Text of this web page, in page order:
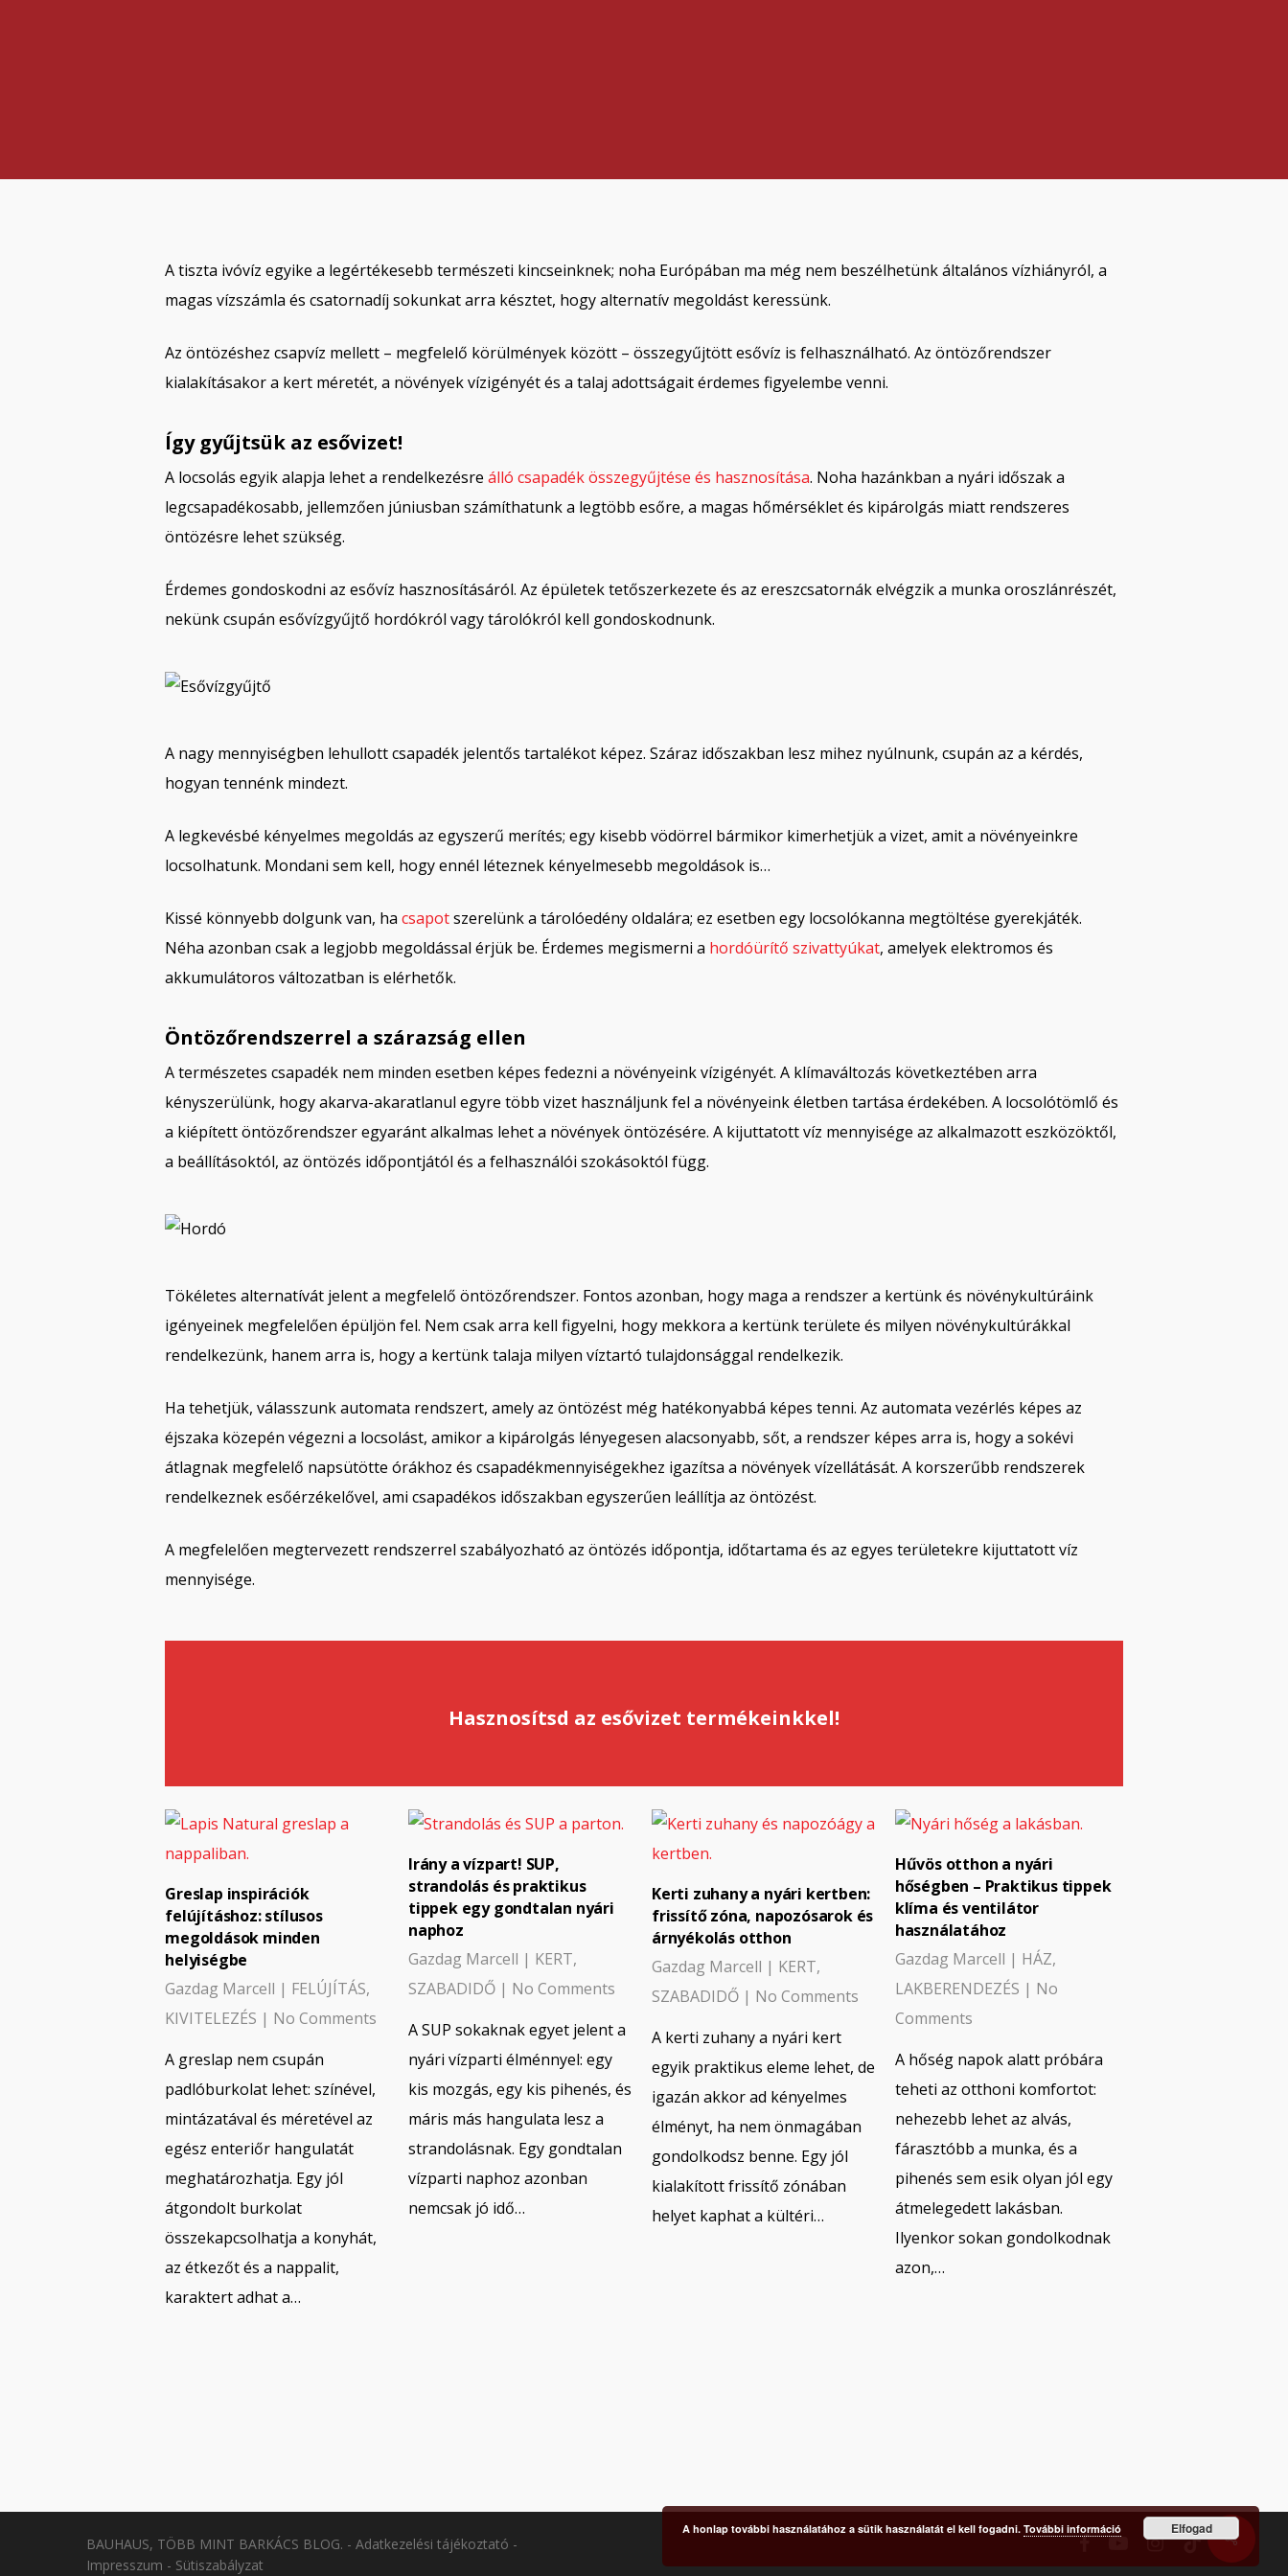
A tiszta ivóvíz egyike a legértékesebb természeti kincseinknek; noha Európában ma még nem beszélhetünk általános vízhiányról, a
magas vízszámla és csatornadíj sokunkat arra késztet, hogy alternatív megoldást keressünk.
Az öntözéshez csapvíz mellett – megfelelő körülmények között – összegyűjtött esővíz is felhasználható. Az öntözőrendszer
kialakításakor a kert méretét, a növények vízigényét és a talaj adottságait érdemes figyelembe venni.
Így gyűjtsük az esővizet!
A locsolás egyik alapja lehet a rendelkezésreálló csapadék összegyűjtése és hasznosítása. Noha hazánkban a nyári időszak a
legcsapadékosabb, jellemzően júniusban számíthatunk a legtöbb esőre, a magas hőmérséklet és kipárolgás miatt rendszeres
öntözésre lehet szükség.
Érdemes gondoskodni az esővíz hasznosításáról. Az épületek tetőszerkezete és az ereszcsatornák elvégzik a munka oroszlánrészét,
nekünk csupán esővízgyűjtő hordókról vagy tárolókról kell gondoskodnunk.
A nagy mennyiségben lehullott csapadék jelentős tartalékot képez. Száraz időszakban lesz mihez nyúlnunk, csupán az a kérdés,
hogyan tennénk mindezt.
A legkevésbé kényelmes megoldás az egyszerű merítés; egy kisebb vödörrel bármikor kimerhetjük a vizet, amit a növényeinkre
locsolhatunk. Mondani sem kell, hogy ennél léteznek kényelmesebb megoldások is…
Kissé könnyebb dolgunk van, hacsapotszerelünk a tárolóedény oldalára; ez esetben egy locsolókanna megtöltése gyerekjáték.
Néha azonban csak a legjobb megoldással érjük be. Érdemes megismerni a hordóürítő szivattyúkat, amelyek elektromos és
akkumulátoros változatban is elérhetők.
Öntözőrendszerrel a szárazság ellen
A természetes csapadék nem minden esetben képes fedezni a növényeink vízigényét. A klímaváltozás következtében arra
kényszerülünk, hogy akarva-akaratlanul egyre több vizet használjunk fel a növényeink életben tartása érdekében. A locsolótömlő és
a kiépített öntözőrendszer egyaránt alkalmas lehet a növények öntözésére. A kijuttatott víz mennyisége az alkalmazott eszközöktől,
a beállításoktól, az öntözés időpontjától és a felhasználói szokásoktól függ.
Tökéletes alternatívát jelent a megfelelő öntözőrendszer. Fontos azonban, hogy maga a rendszer a kertünk és növénykultúráink
igényeinek megfelelően épüljön fel. Nem csak arra kell figyelni, hogy mekkora a kertünk területe és milyen növénykultúrákkal
rendelkezünk, hanem arra is, hogy a kertünk talaja milyen víztartó tulajdonsággal rendelkezik.
Ha tehetjük, válasszunk automata rendszert, amely az öntözést még hatékonyabbá képes tenni. Az automata vezérlés képes az
éjszaka közepén végezni a locsolást, amikor a kipárolgás lényegesen alacsonyabb, sőt, a rendszer képes arra is, hogy a sokévi
átlagnak megfelelő napsütötte órákhoz és csapadékmennyiségekhez igazítsa a növények vízellátását. A korszerűbb rendszerek
rendelkeznek esőérzékelővel, ami csapadékos időszakban egyszerűen leállítja az öntözést.
A megfelelően megtervezett rendszerrel szabályozható az öntözés időpontja, időtartama és az egyes területekre kijuttatott víz
mennyisége.
Hasznosítsd az esővizet termékeinkkel!
Greslap inspirációk
felújításhoz: stílusos
megoldások minden
helyiségbe
Gazdag Marcell | FELÚJÍTÁS,
KIVITELEZÉS | No Comments
A greslap nem csupán
padlóburkolat lehet: színével,
mintázatával és méretével az
egész enteriőr hangulatát
meghatározhatja. Egy jól
átgondolt burkolat
összekapcsolhatja a konyhát,
az étkezőt és a nappalit,
karaktert adhat a…
Irány a vízpart! SUP,
strandolás és praktikus
tippek egy gondtalan nyári
naphoz
Gazdag Marcell | KERT,
SZABADIDŐ | No Comments
A SUP sokaknak egyet jelent a
nyári vízparti élménnyel: egy
kis mozgás, egy kis pihenés, és
máris más hangulata lesz a
strandolásnak. Egy gondtalan
vízparti naphoz azonban
nemcsak jó idő…
Kerti zuhany a nyári kertben:
frissítő zóna, napozósarok és
árnyékolás otthon
Gazdag Marcell | KERT,
SZABADIDŐ | No Comments
A kerti zuhany a nyári kert
egyik praktikus eleme lehet, de
igazán akkor ad kényelmes
élményt, ha nem önmagában
gondolkodsz benne. Egy jól
kialakított frissítő zónában
helyet kaphat a kültéri…
Hűvös otthon a nyári
hőségben – Praktikus tippek
klíma és ventilátor
használatához
Gazdag Marcell | HÁZ,
LAKBERENDEZÉS | No
Comments
A hőség napok alatt próbára
teheti az otthoni komfortot:
nehezebb lehet az alvás,
fárasztóbb a munka, és a
pihenés sem esik olyan jól egy
átmelegedett lakásban.
Ilyenkor sokan gondolkodnak
azon,…
BAUHAUS, TÖBB MINT BARKÁCS BLOG. - Adatkezelési tájékoztató -
Impresszum - Sütiszabályzat
facebookyoutubeinstagram
tiktok
A honlap további használatához a sütik használatát el kell fogadni. További információ Elfogad